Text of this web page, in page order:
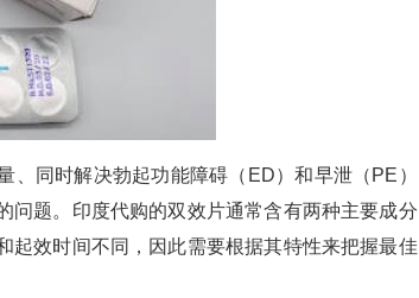
、同时解决勃起功能障碍（ED）和早泄（PE）
题。印度代购的双效片通常含有两种主要成分
起效时间不同，因此需要根据其特性来把握最